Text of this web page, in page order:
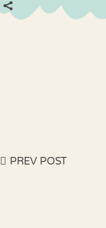
PREV POST